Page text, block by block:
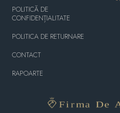
POLITICĂ DE
CONFIDENȚIALITATE
POLITICA DE RETURNARE
CONTACT
RAPOARTE